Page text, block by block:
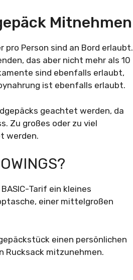
Mitnehmen
pro Person sind an Bord erlaubt.
das aber nicht mehr als 10
sind ebenfalls erlaubt,
ist ebenfalls erlaubt.
geachtet werden, da
Zu großes oder zu viel
werden.
Tarif ein kleines
einer mittelgroßen
einen persönlichen
Rucksack mitzunehmen.